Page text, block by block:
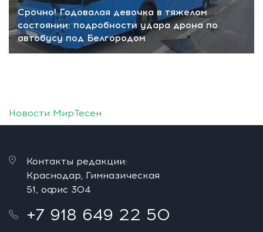
Срочно! Годовалая девочка в тяжелом
состоянии: подробности удара дрона по
автобусу под Белгородом
Новости МирТесен
Контакты редакции:
Краснодар, Гимназическая
51, офис 304
+7 918 649 22 50